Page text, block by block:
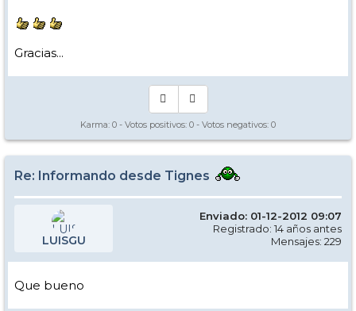
Gracias...
Karma: 0 - Votos positivos: 0 - Votos negativos: 0
Re: Informando desde Tignes
LUISGU
Enviado: 01-12-2012 09:07
Registrado: 14 años antes
Mensajes: 229
Que bueno